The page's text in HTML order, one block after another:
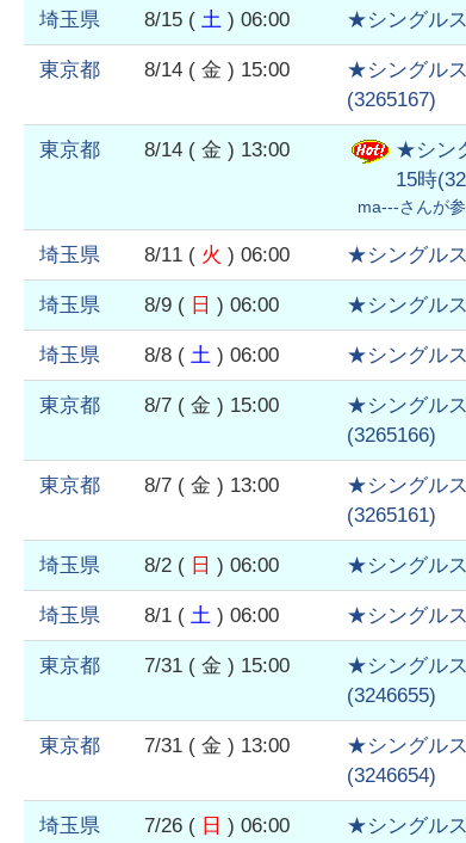
埼玉県 8/15 (土 )06:00 ★シングル
東京都 8/14 ( 金 ) 15:00
★シングル
(3265167)
東京都 8/14 ( 金 ) 13:00
★シン
15時(
ma---さんが
埼玉県 8/11 ( 火 )06:00 ★シングル
埼玉県 8/9 ( 日 )06:00 ★シングル
埼玉県 8/8 (土 )06:00 ★シングル
東京都 8/7 ( 金 ) 15:00
★シングル
(3265166)
東京都 8/7 ( 金 ) 13:00
★シングル
(3265161)
埼玉県 8/2 ( 日 )06:00 ★シングル
埼玉県 8/1 (土 )06:00 ★シングル
東京都 7/31 ( 金 ) 15:00
★シングル
(3246655)
東京都 7/31 ( 金 ) 13:00
★シングル
(3246654)
埼玉県 7/26 ( 日 )06:00 ★シングル